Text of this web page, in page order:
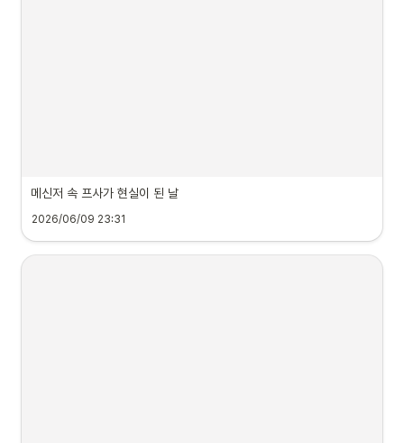
메신저 속 프사가 현실이 된 날
2026/06/09 23:31